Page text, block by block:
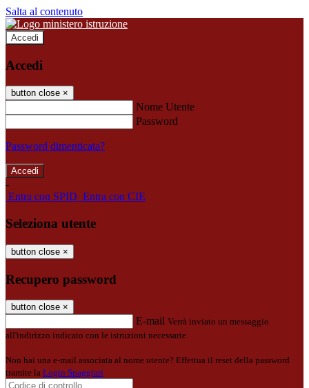
Salta al contenuto
Accedi
Accedi
button close ×
Nome Utente
Password
Password dimenticata?
-
Entra con SPID Entra con CIE
Seleziona utente
button close ×
Recupero password
button close ×
E-mail Verrà inviato un messaggio
all'indirizzo indicato con le istruzioni necessarie.
Non hai una e-mail associata al nome utente? Effettua il reset della password
tramite la Login Spaggiari